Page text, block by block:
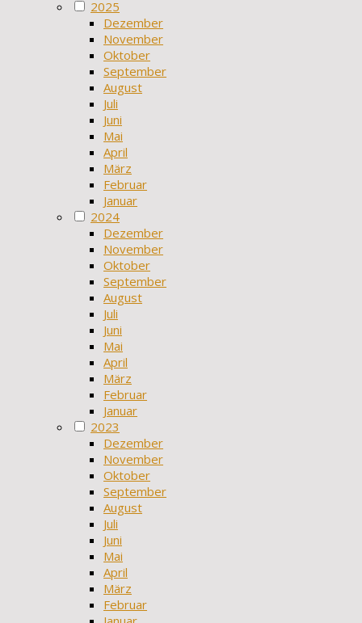
2025
Dezember
November
Oktober
September
August
Juli
Juni
Mai
April
März
Februar
Januar
2024
Dezember
November
Oktober
September
August
Juli
Juni
Mai
April
März
Februar
Januar
2023
Dezember
November
Oktober
September
August
Juli
Juni
Mai
April
März
Februar